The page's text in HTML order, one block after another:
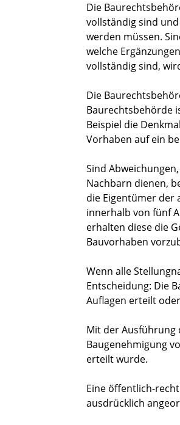
Die
vollständig sind
werden müssen.
welche
vollständig sind,
Die
Baurechtsbehörde
Beispiel die
Vorhaben auf ein
Sind
Nachbarn dienen,
die Eigentümer der
innerhalb von fünf
erhalten diese die
Bauvorhaben
Wenn alle
Entscheidung: Die
Auflagen erteilt
Mit der Ausführung
Baugenehmigung
erteilt wurde.
Eine öffentlich-
ausdrücklich